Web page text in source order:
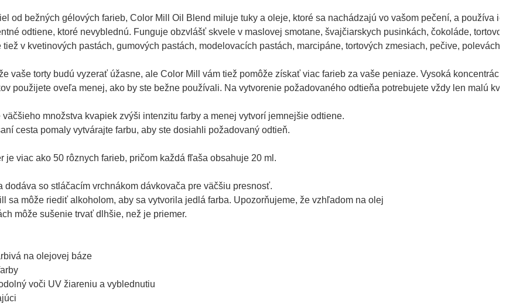
od bežných gélových farieb, Color Mill Oil Blend miluje tuky a oleje, ktoré sa nachádzajú vo vašom pečení, a používa ich
odtiene, ktoré nevyblednú. Funguje obzvlášť skvele v maslovej smotane, švajčiarskych pusinkách, čokoláde, tortovom
tiež v kvetinových pastách, gumových pastách, modelovacích pastách, marcipáne, tortových zmesiach, pečive, polevách,
vaše torty budú vyzerať úžasne, ale Color Mill vám tiež pomôže získať viac farieb za vaše peniaze. Vysoká koncentrácia
použijete oveľa menej, ako by ste bežne používali. Na vytvorenie požadovaného odtieňa potrebujete vždy len malú kvapku
väčšieho množstva kvapiek zvýši intenzitu farby a menej vytvorí jemnejšie odtiene.
cesta pomaly vytvárajte farbu, aby ste dosiahli požadovaný odtieň.
je viac ako 50 rôznych farieb, pričom každá fľaša obsahuje 20 ml.
dodáva so stláčacím vrchnákom dávkovača pre väčšiu presnosť.
sa môže riediť alkoholom, aby sa vytvorila jedlá farba. Upozorňujeme, že vzhľadom na olej
môže sušenie trvať dlhšie, než je priemer.
na olejovej báze
voči UV žiareniu a vyblednutiu